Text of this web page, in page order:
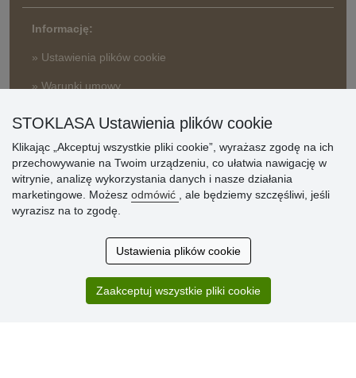
Informację:
» Ustawienia plików cookie
» Warunki umowy
» Sposób dostawy i płatności
» Reklamacje
» Dlaczego należy się zarejestrować?
» Najczęściej zadawane pytania
Zakup przebiegł sprawnie. Jestem
STOKLASA Ustawienia plików cookie
Klikając „Akceptuj wszystkie pliki cookie”, wyrażasz zgodę na ich
przechowywanie na Twoim urządzeniu, co ułatwia nawigację w
witrynie, analizę wykorzystania danych i nasze działania
marketingowe. Możesz odmówić
, ale będziemy szczęśliwi, jeśli
wyrazisz na to zgodę.
Ustawienia plików cookie
Zaakceptuj wszystkie pliki cookie